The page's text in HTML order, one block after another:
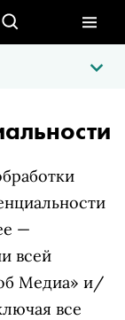
—
всей
Медиа» и/
все